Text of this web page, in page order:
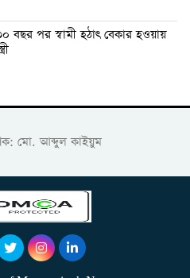
বছর পর স্বামী হঠাৎ বেকার হওয়ায়
মো. আব্দুল কাইয়ুম